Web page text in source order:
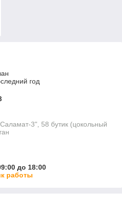
год
3", 58 бутик (цокольный
до 18:00
работы